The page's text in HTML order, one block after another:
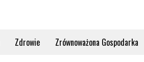
Zdrowie Zrównoważona Gospodarka